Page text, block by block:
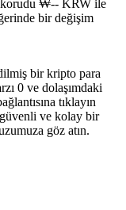
korudu ₩-- KRW ile
bir değişim
bir kripto para
0 ve dolaşımdaki
tıklayın
ve kolay bir
göz atın.